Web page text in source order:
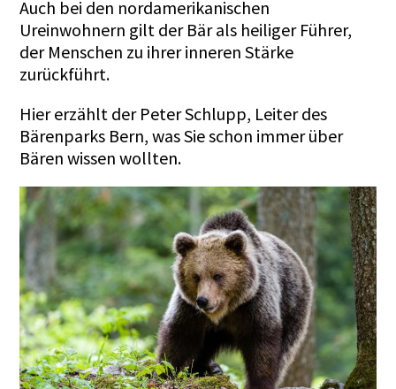
Auch bei den nordamerikanischen
Ureinwohnern gilt der Bär als heiliger Führer,
der Menschen zu ihrer inneren Stärke
zurückführt.
Hiererzählt der Peter Schlupp, Leiter des
Bärenparks Bern, was Sie schon immer über
Bären wissen wollten.